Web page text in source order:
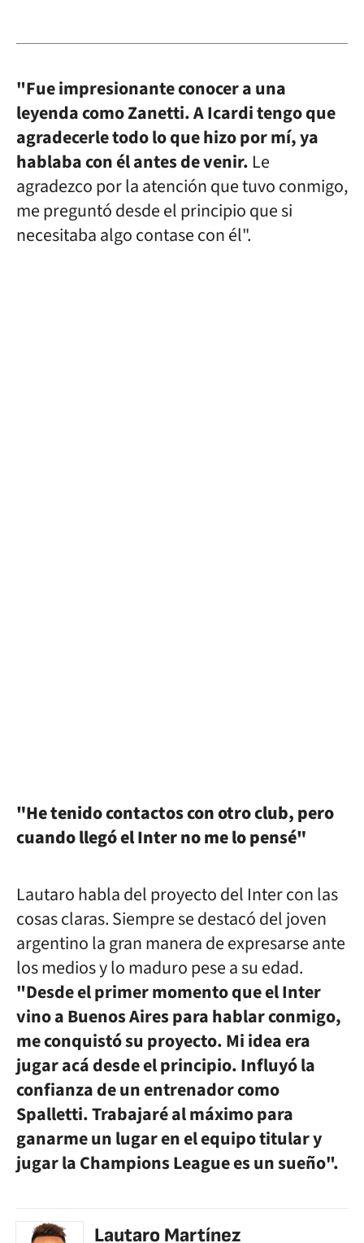
"Fue impresionante conocer a una
leyenda como Zanetti. A Icardi tengo que
agradecerle todo lo que hizo por mí, ya
hablaba con él antes de venir. Le
agradezco por la atención que tuvo conmigo,
me preguntó desde el principio que si
necesitaba algo contase con él".
"He tenido contactos con otro club, pero
cuando llegó el Inter no me lo pensé"
Lautaro habla del proyecto del Inter con las
cosas claras. Siempre se destacó del joven
argentino la gran manera de expresarse ante
los medios y lo maduro pese a su edad.
"Desde el primer momento que el Inter
vino a Buenos Aires para hablar conmigo,
me conquistó su proyecto. Mi idea era
jugar acá desde el principio. Influyó la
confianza de un entrenador como
Spalletti. Trabajaré al máximo para
ganarme un lugar en el equipo titular y
jugar la Champions League es un sueño".
Lautaro Martínez